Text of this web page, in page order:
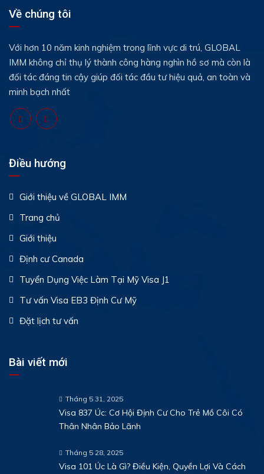
Về chúng tôi
Với hơn 10 năm kinh nghiệm trong lĩnh vực di trú, GLOBAL
IMM không chỉ thụ lý thành công hàng nghìn hồ sơ mà còn là
đối tác đáng tin cậy giúp đối tác đầu tư hiệu quả, an toàn và
minh bạch nhất
Điều hướng
Giới thiệu về GLOBAL IMM
Trang chủ
Giới thiệu
Định cư Canada
Tuyển Dụng Việc Làm Tại Mỹ Visa J1
Tư vấn Visa EB3 Định Cư Mỹ
Đặt lịch tư vấn
Bài viết mới
Tháng 5 31, 2025
Visa 837 Úc: Cơ Hội Định Cư Cho Trẻ Mồ Côi Có
Thân Nhân Bảo Lãnh
Tháng 5 28, 2025
Visa 101 Úc Là Gì? Điều Kiện, Quyền Lợi Và Cách